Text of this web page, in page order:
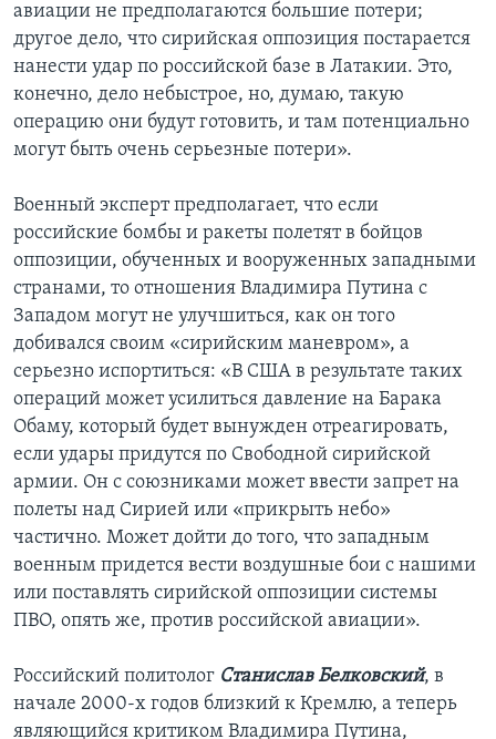
авиации не предполагаются большие потери;
другое дело, что сирийская оппозиция постарается
нанести удар по российской базе в Латакии. Это,
конечно, дело небыстрое, но, думаю, такую
операцию они будут готовить, и там потенциально
могут быть очень серьезные потери».
Военный эксперт предполагает, что если
российские бомбы и ракеты полетят в бойцов
оппозиции, обученных и вооруженных западными
странами, то отношения Владимира Путина с
Западом могут не улучшиться, как он того
добивался своим «сирийским маневром», а
серьезно испортиться: «В США в результате таких
операций может усилиться давление на Барака
Обаму, который будет вынужден отреагировать,
если удары придутся по Свободной сирийской
армии. Он с союзниками может ввести запрет на
полеты над Сирией или «прикрыть небо»
частично. Может дойти до того, что западным
военным придется вести воздушные бои с нашими
или поставлять сирийской оппозиции системы
ПВО, опять же, против российской авиации».
Российский политолог Станислав Белковский, в
начале 2000-х годов близкий к Кремлю, а теперь
являющийся критиком Владимира Путина,